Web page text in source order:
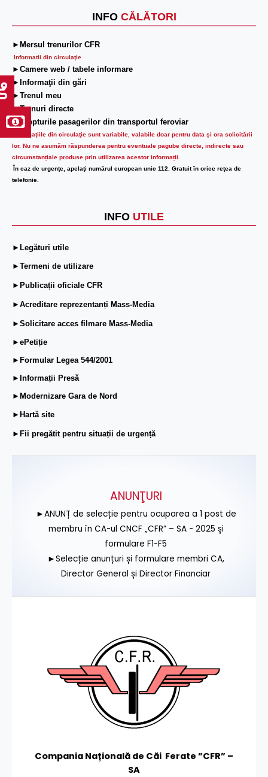
INFO CĂLĂTORI
►Mersul trenurilor CFR
Informatii din circulaţie
►Camere web / tabele informare
►Informaţii din gări
►Trenul meu
►Trenuri directe
►Drepturile pasagerilor din transportul feroviar
Informaţiile din circulaţie sunt variabile, valabile doar pentru data şi ora solicitării
lor. Nu ne asumăm răspunderea pentru eventuale pagube directe, indirecte sau
circumstanțiale produse prin utilizarea acestor informații.
În caz de urgenţe, apelaţi numărul european unic 112. Gratuit în orice reţea de
telefonie.
INFO UTILE
►Legături utile
►Termeni de utilizare
►Publicații oficiale CFR
►Acreditare reprezentanți Mass-Media
►Solicitare acces filmare Mass-Media
►ePetiție
►Formular Legea 544/2001
►Informații Presă
►Modernizare Gara de Nord
►Hartă site
►Fii pregătit pentru situații de urgență
ANUNŢURI
►ANUNȚ de selecție pentru ocuparea a 1 post de
membru în CA-ul CNCF „CFR” – SA - 2025 și
formulare F1-F5
►Selecție anunțuri și formulare membri CA,
Director General și Director Financiar
Compania Națională de Căi Ferate ”CFR” –
SA